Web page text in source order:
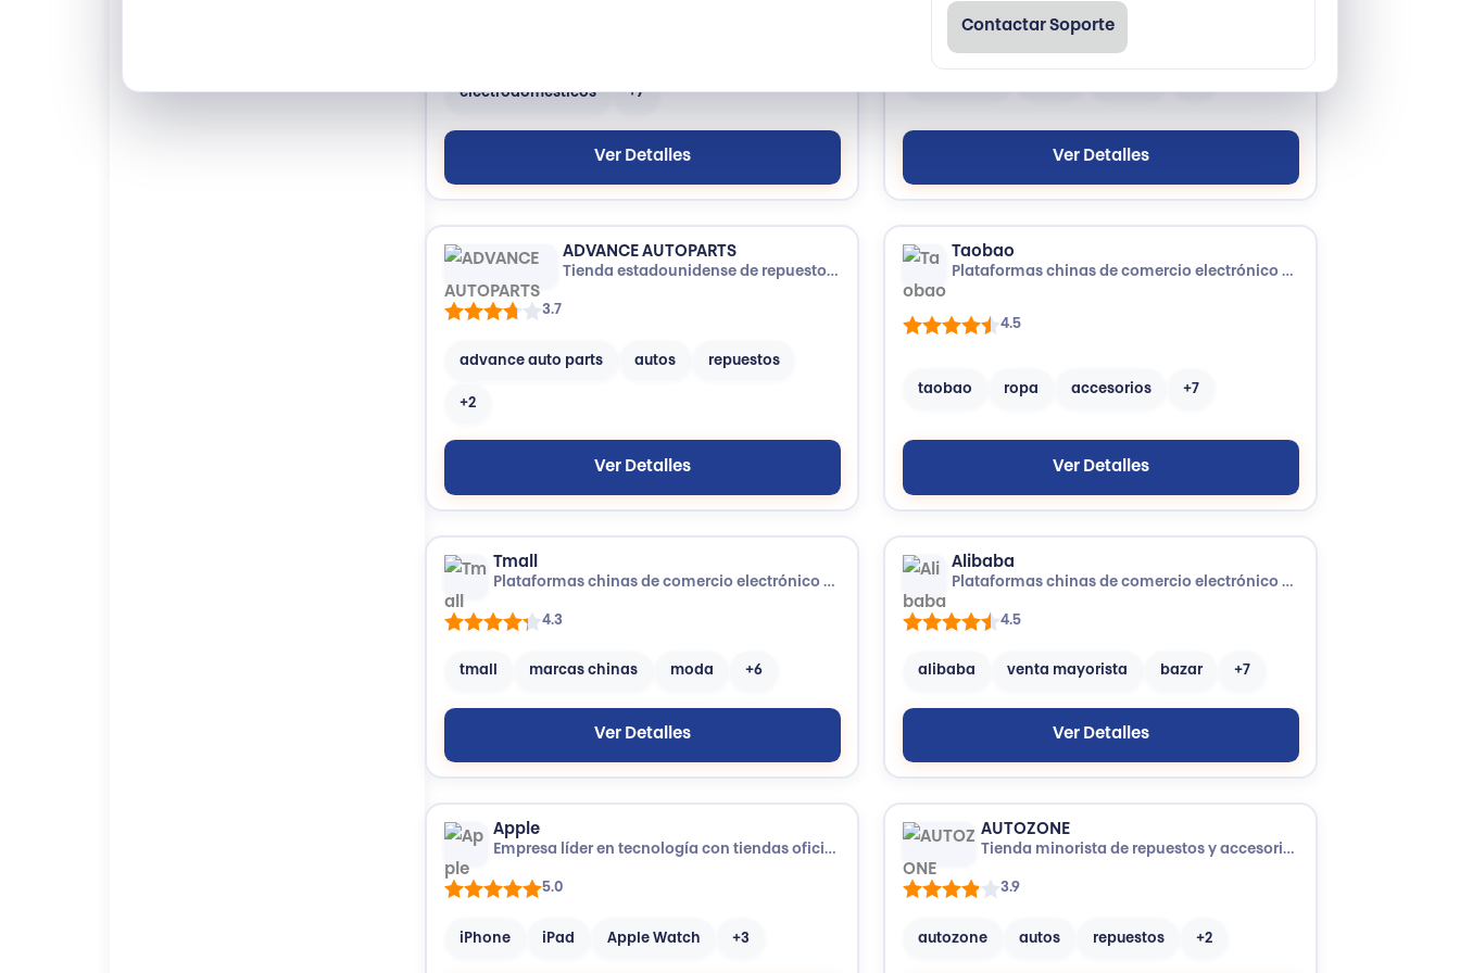
electrodomésticos +7
Ver Detalles Ver Detalles
ADVANCE AUTOPARTS
Tienda estadounidense de repuestos y accesorios automotrices.
3.7
advance auto parts autos repuestos
+2
Ver Detalles
Taobao
Plataformas chinas de comercio electrónico con productos de múltiples categorías, de fabricantes y vendedores.
4.5
taobao ropa accesorios +7
Ver Detalles
Tmall
Plataformas chinas de comercio electrónico con productos de múltiples categorías, de fabricantes y vendedores.
4.3
tmall marcas chinas moda +6
Ver Detalles
Alibaba
Plataformas chinas de comercio electrónico con productos de múltiples categorías, de fabricantes y vendedores.
4.5
alibaba venta mayorista bazar +7
Ver Detalles
Apple
Empresa líder en tecnología con tiendas oficiales para productos como iPhone, Mac, iPad y accesorios.
5.0
iPhone iPad Apple Watch +3
AUTOZONE
Tienda minorista de repuestos y accesorios para automóviles.
3.9
autozone autos repuestos +2
Contactar Soporte